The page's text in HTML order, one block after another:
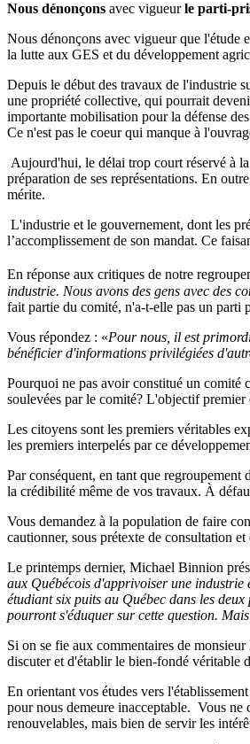
Nous dénonçons avec vigueurle parti-
Nous dénonçons avec vigueur que l'étude
la lutte aux GES et du développement
Depuis le début des travaux de l'industrie
une propriété collective, qui pourrait
importante mobilisation pour la défense
Ce n'est pas le coeur qui manque à
Aujourd'hui, le délai trop court réservé à
préparation de ses représentations. En
mérite.
L'industrie et le gouvernement, dont les
l’accomplissement de son mandat. Ce
En réponse aux critiques de notre
industrie. Nous avons des gens avec des
fait partie du comité, n'a-t-elle pas un parti
Vous répondez : «Pour nous, il est
bénéficier d'informations privilégiées
Pourquoi ne pas avoir constitué un comité
soulevées par le comité? L'objectif
Les citoyens sont les premiers véritables
les premiers interpelés par ce
Par conséquent, en tant que regroupement
la crédibilité même de vos travaux. À
Vous demandez à la population de faire
cautionner, sous prétexte de consultation
Le printemps dernier, Michael Binnion
aux Québécois d'apprivoiser une
étudiant six puits au Québec dans les
pourront s'éduquer sur cette question.
Si on se fie aux commentaires de
discuter et d'établir le bien-fondé véritable
En orientant vos études vers
pour nous demeure inacceptable. Vous ne
renouvelables, mais bien de servir les